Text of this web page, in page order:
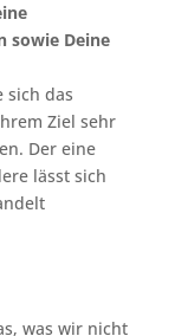
sowie Deine
sich das
Ziel sehr
Der eine
lässt sich
was wir nicht